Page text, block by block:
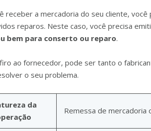
receber a mercadoria do seu cliente,
reparos. Neste caso, você precisa
bem para conserto ou reparo.
ao fornecedor, pode ser tanto o
o seu problema.
da
Remessa de mercadoria